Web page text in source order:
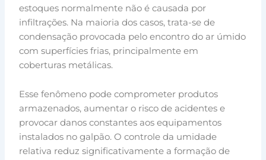
estoques normalmente não é causada por
infiltrações. Na maioria dos casos, trata-se de
condensação provocada pelo encontro do ar úmido
com superfícies frias, principalmente em
coberturas metálicas.
Esse fenômeno pode comprometer produtos
armazenados, aumentar o risco de acidentes e
provocar danos constantes aos equipamentos
instalados no galpão. O controle da umidade
relativa reduz significativamente a formação de